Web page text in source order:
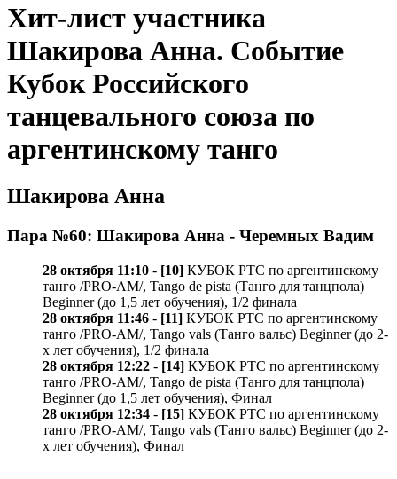
Хит-лист участника
Шакирова Анна. Событие
Кубок Российского
танцевального союза по
аргентинскому танго
Шакирова Анна
Пара №60: Шакирова Анна - Черемных Вадим
28 октября 11:10 - [10] КУБОК РТС по аргентинскому
танго /PRO-AM/, Tango de pista (Танго для танцпола)
Beginner (до 1,5 лет обучения), 1/2 финала
28 октября 11:46 - [11] КУБОК РТС по аргентинскому
танго /PRO-AM/, Tango vals (Танго вальс) Beginner (до 2-
х лет обучения), 1/2 финала
28 октября 12:22 - [14] КУБОК РТС по аргентинскому
танго /PRO-AM/, Tango de pista (Танго для танцпола)
Beginner (до 1,5 лет обучения), Финал
28 октября 12:34 - [15] КУБОК РТС по аргентинскому
танго /PRO-AM/, Tango vals (Танго вальс) Beginner (до 2-
х лет обучения), Финал